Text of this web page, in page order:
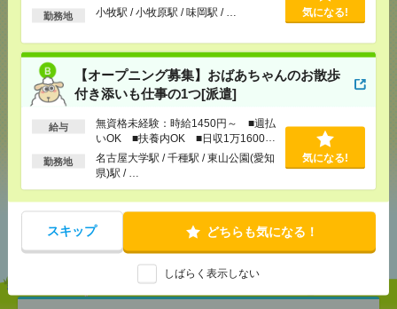
以上
勤務地 小牧駅 / 小牧原駅 / 味岡駅 / … 気になる!
【オープニング募集】おばあちゃんのお散歩
付き添いも仕事の1つ[派遣]
給与
無資格未経験：時給1450円～ ■週払
いOK ■扶養内OK ■日収1万1600円
以上
勤務地
名古屋大学駅 / 千種駅 / 東山公園(愛知
県)駅 / …
気になる!
スキップ どちらも気になる！
しばらく表示しない
メールで送る
シェア ツイート ブックマーク
あなたの閲覧履歴からの